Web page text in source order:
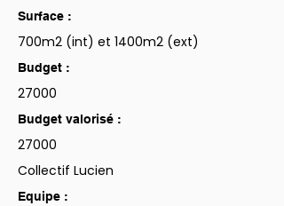
Surface :
700m2 (int) et 1400m2 (ext)
Budget :
27000
Budget valorisé :
27000
Collectif Lucien
Equipe :